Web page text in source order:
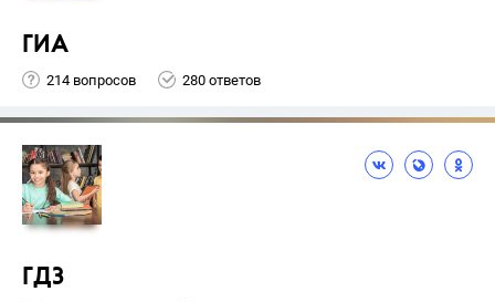
ГИА
214 вопросов 280 ответов
ГДЗ